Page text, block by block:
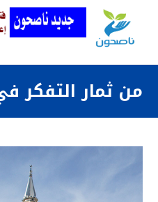
من ثمار التفكر